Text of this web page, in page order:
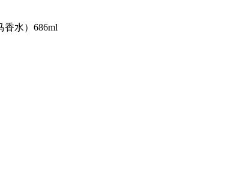
香水）686ml